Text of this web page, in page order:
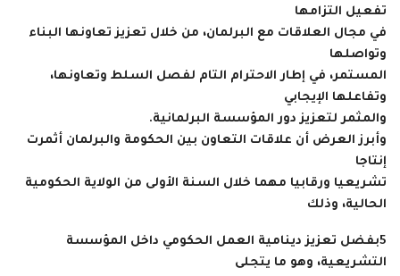
تفعيل التزامها
في مجال العلاقات مع البرلمان، من خلال تعزيز تعاونها البناء
وتواصلها
المستمر، في إطار الاحترام التام لفصل السلط وتعاونها،
وتفاعلها الإيجابي
والمثمر لتعزيز دور المؤسسة البرلمانية.
وأبرز العرض أن علاقات التعاون بين الحكومة والبرلمان أثمرت
إنتاجا
تشريعيا ورقابيا مهما خلال السنة الأولى من الولاية الحكومية
الحالية، وذلك
5بفضل تعزيز دينامية العمل الحكومي داخل المؤسسة
التشريعية، وهو ما يتجلى